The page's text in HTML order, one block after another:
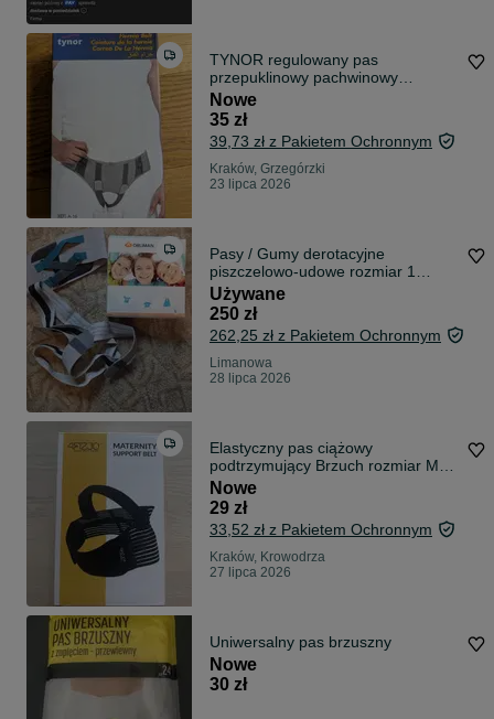
TYNOR regulowany pas
przepuklinowy pachwinowy
pooperacyjny medyczny
przepuklina
Nowe
35 zł
39,73 zł z Pakietem Ochronnym
Kraków, Grzegórzki
23 lipca 2026
Pasy / Gumy derotacyjne
piszczelowo-udowe rozmiar 1
Orliman OP1173
Używane
250 zł
262,25 zł z Pakietem Ochronnym
Limanowa
28 lipca 2026
Elastyczny pas ciążowy
podtrzymujący Brzuch rozmiar M
4fizjo
Nowe
29 zł
33,52 zł z Pakietem Ochronnym
Kraków, Krowodrza
27 lipca 2026
Uniwersalny pas brzuszny
Nowe
30 zł